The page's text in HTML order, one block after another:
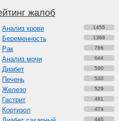
жалоб
Анализ крови 1455
Беременность 1368
Рак 786
Анализ мочи 644
Диабет 590
Печень 533
Железо 529
Гастрит 481
Кортизол 474
446